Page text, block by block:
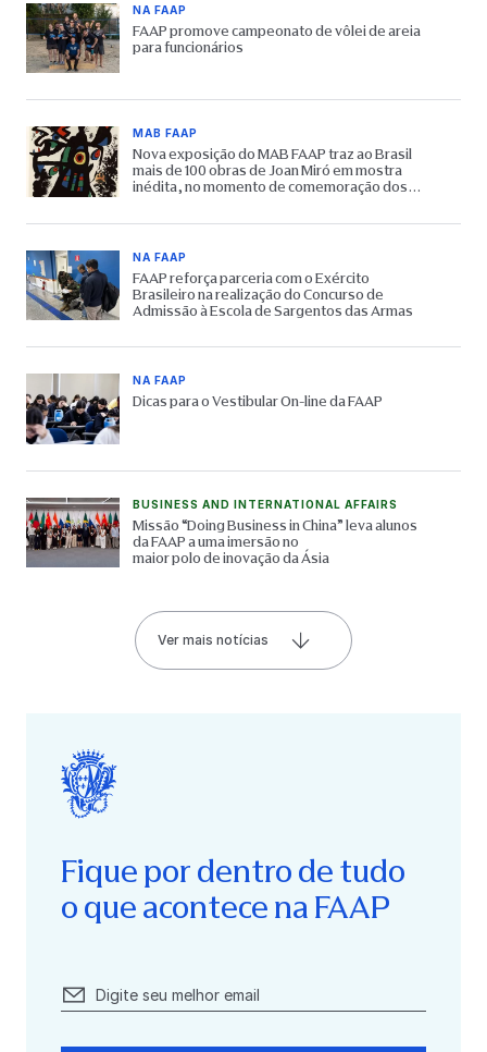
NA FAAP
FAAP promove campeonato de vôlei de areia
para funcionários
MAB FAAP
Nova exposição do MAB FAAP traz ao Brasil
mais de 100 obras de Joan Miró em mostra
inédita, no momento de comemoração dos
NA FAAP
FAAP reforça parceria com o Exército
Brasileiro na realização do Concurso de
Admissão à Escola de Sargentos das Armas
NA FAAP
Dicas para o Vestibular On-line da FAAP
BUSINESS AND INTERNATIONAL AFFAIRS
Missão “Doing Business in China” leva alunos
da FAAP a uma imersão no
maior polo de inovação da Ásia
Ver mais notícias
Fique por dentro de tudo
o que acontece na FAAP